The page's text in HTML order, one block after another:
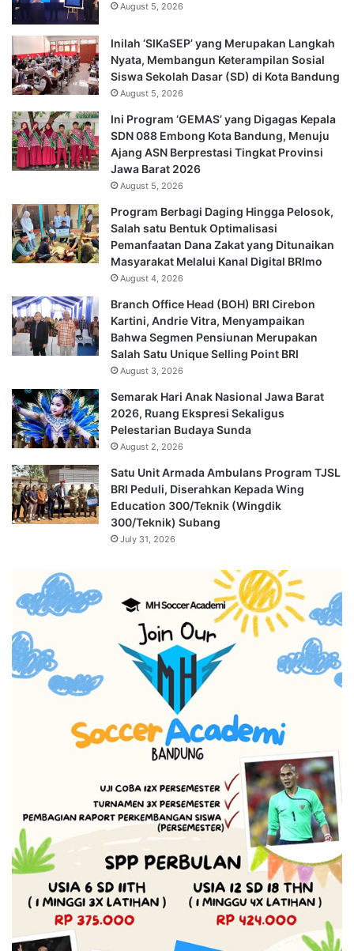
August 5, 2026
Inilah ‘SIKaSEP’ yang Merupakan Langkah
Nyata, Membangun Keterampilan Sosial
Siswa Sekolah Dasar (SD) di Kota Bandung
August 5, 2026
Ini Program ‘GEMAS’ yang Digagas Kepala
SDN 088 Embong Kota Bandung, Menuju
Ajang ASN Berprestasi Tingkat Provinsi
Jawa Barat 2026
August 5, 2026
Program Berbagi Daging Hingga Pelosok,
Salah satu Bentuk Optimalisasi
Pemanfaatan Dana Zakat yang Ditunaikan
Masyarakat Melalui Kanal Digital BRImo
August 4, 2026
Branch Office Head (BOH) BRI Cirebon
Kartini, Andrie Vitra, Menyampaikan
Bahwa Segmen Pensiunan Merupakan
Salah Satu Unique Selling Point BRI
August 3, 2026
Semarak Hari Anak Nasional Jawa Barat
2026, Ruang Ekspresi Sekaligus
Pelestarian Budaya Sunda
August 2, 2026
Satu Unit Armada Ambulans Program TJSL
BRI Peduli, Diserahkan Kepada Wing
Education 300/Teknik (Wingdik
300/Teknik) Subang
July 31, 2026